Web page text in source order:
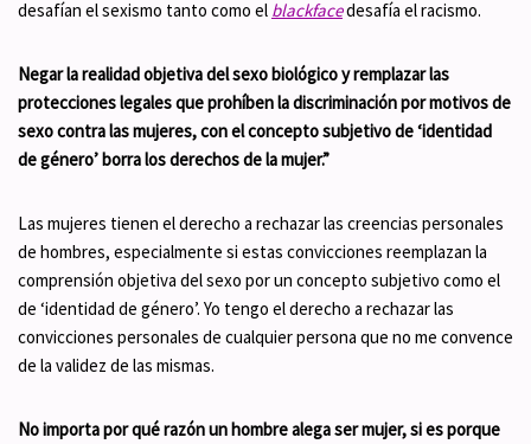
desafían el sexismo tanto como el blackfacedesafía el racismo.
Negar la realidad objetiva del sexo biológico y remplazar las
protecciones legales que prohíben la discriminación por motivos de
sexo contra las mujeres, con el concepto subjetivo de ‘identidad
de género’ borra los derechos de la mujer.”
Las mujeres tienen el derecho a rechazar las creencias personales
de hombres, especialmente si estas convicciones reemplazan la
comprensión objetiva del sexo por un concepto subjetivo como el
de ‘identidad de género’. Yo tengo el derecho a rechazar las
convicciones personales de cualquier persona que no me convence
de la validez de las mismas.
No importa por qué razón un hombre alega ser mujer, si es porque